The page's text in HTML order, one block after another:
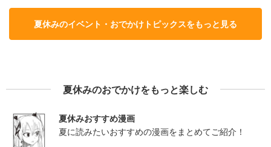
夏休みのイベント・おでかけトピックスをもっと見る
夏休みのおでかけをもっと楽しむ
夏休みおすすめ漫画
夏に読みたいおすすめの漫画をまとめてご紹介！